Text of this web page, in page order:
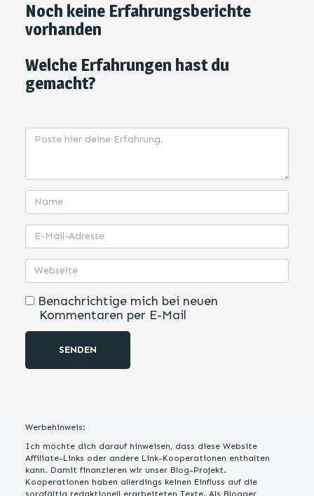
Noch keine Erfahrungsberichte
vorhanden
Welche Erfahrungen hast du
gemacht?
Benachrichtige mich bei neuen
Kommentaren per E-Mail
SENDEN
Werbehinweis:
Ich möchte dich darauf hinweisen, dass diese Website
Affiliate-Links oder andere Link-Kooperationen enthalten
kann. Damit finanzieren wir unser Blog-Projekt.
Kooperationen haben allerdings keinen Einfluss auf die